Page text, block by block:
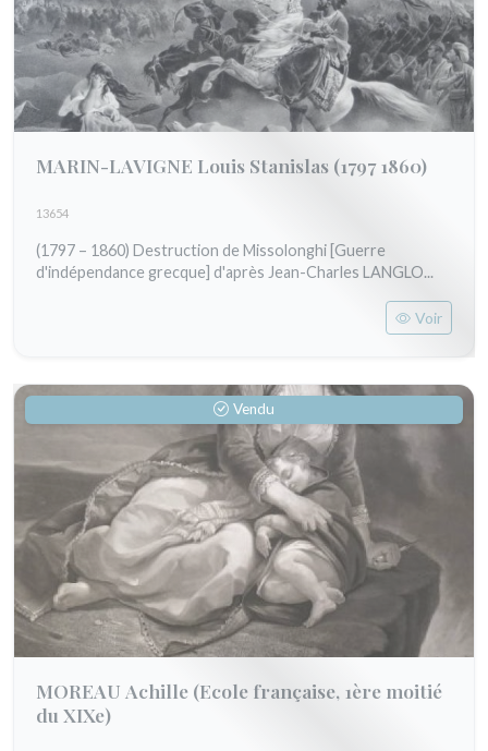
MARIN-LAVIGNE Louis Stanislas (1797 1860)
13654
(1797 – 1860) Destruction de Missolonghi [Guerre
d'indépendance grecque] d'après Jean-Charles LANGLO...
Voir
Vendu
MOREAU Achille (Ecole française, 1ère moitié
du XIXe)